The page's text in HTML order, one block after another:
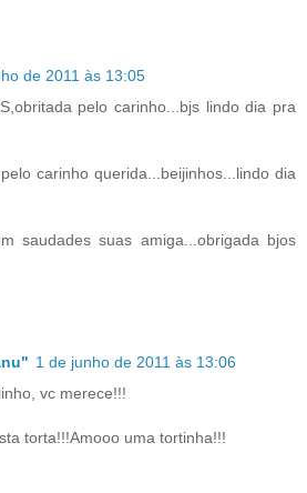
de 2011 às 13:05
pelo carinho...bjs lindo dia pra
carinho querida...beijinhos...lindo dia
saudades suas amiga...obrigada bjos
1 de junho de 2011 às 13:06
vc merece!!!
torta!!!Amooo uma tortinha!!!